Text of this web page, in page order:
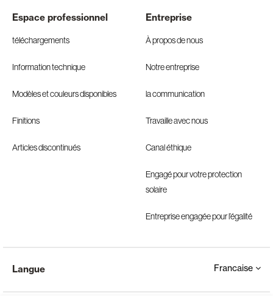
Espace professionnel
téléchargements
Information technique
Modèles et couleurs disponibles
Finitions
Articles discontinués
Entreprise
À propos de nous
Notre entreprise
la communication
Travaille avec nous
Canal éthique
Engagé pour votre protection
solaire
Entreprise engagée pour l’égalité
Langue Francaise